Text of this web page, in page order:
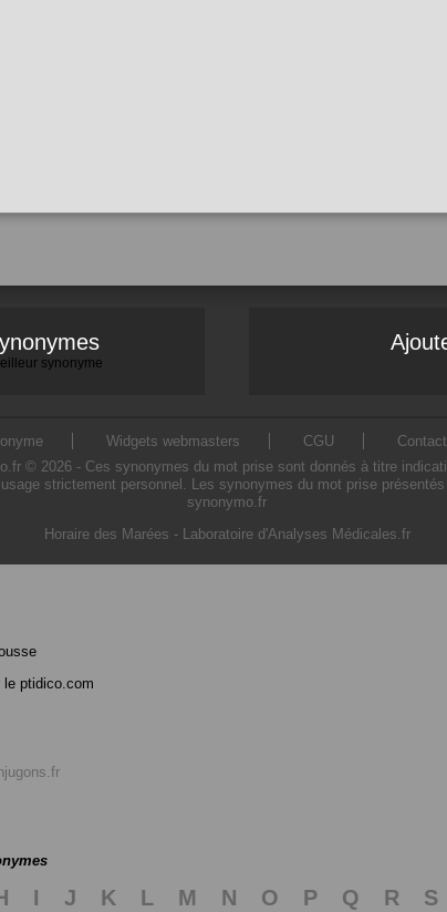
synonyme
Widgets webmasters CGU Contact
© 2026 - Ces synonymes du mot prise sont donnés à titre
strictement personnel. Les synonymes du mot prise
synonymo.fr
Horaire des Marées - Laboratoire d'Analyses Médicales.fr
le ptidico.com
I J K L M N O P Q R S